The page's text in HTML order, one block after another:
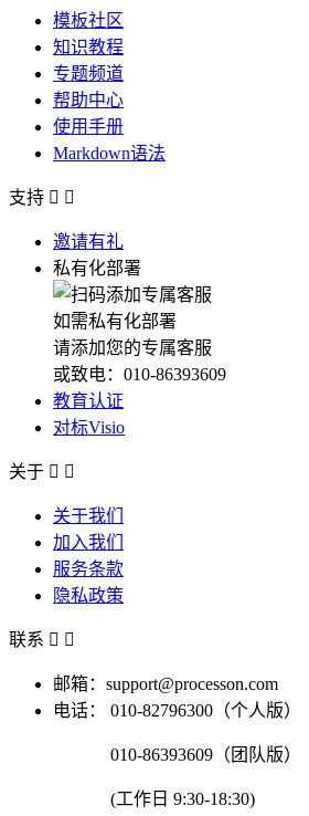
模板社区
知识教程
专题频道
帮助中心
使用手册
Markdown语法
支持  
邀请有礼
私有化部署
如需私有化部署
请添加您的专属客服
或致电：010-86393609
教育认证
对标Visio
关于  
关于我们
加入我们
服务条款
隐私政策
联系  
邮箱：support@processon.com
电话：
010-82796300（个人版）
010-86393609（团队版）
(工作日 9:30-18:30)